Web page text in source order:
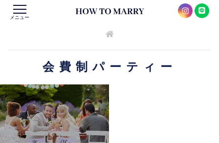
メニュー
会費制パーティー